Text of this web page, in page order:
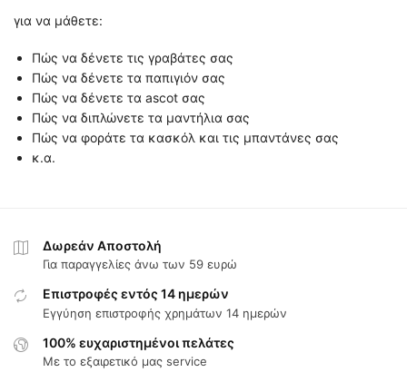
για να μάθετε:
Πώς να δένετε τις γραβάτες σας
Πώς να δένετε τα παπιγιόν σας
Πώς να δένετε τα ascot σας
Πώς να διπλώνετε τα μαντήλια σας
Πώς να φοράτε τα κασκόλ και τις μπαντάνες σας
κ.α.
Δωρεάν Αποστολή
Για παραγγελίες άνω των 59 ευρώ
Επιστροφές εντός 14 ημερών
Εγγύηση επιστροφής χρημάτων 14 ημερών
100% ευχαριστημένοι πελάτες
Με το εξαιρετικό μας service